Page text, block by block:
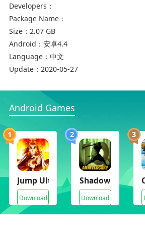
3、遇到的许多其他坏人，玩家千
一款很不错的冒险闯关类型的游
体验到冒险的刺激感觉之外，好
也是非常不错，玩法丰富多彩，
Developers：
Package Name：
Size： 2.07 GB
Android： 安卓4.4
Language： 中文
Update： 2020-05-27
Android Games
1
Jump Ultimate Battle Stars
Download
2
Shadow Fight 2
Download
3